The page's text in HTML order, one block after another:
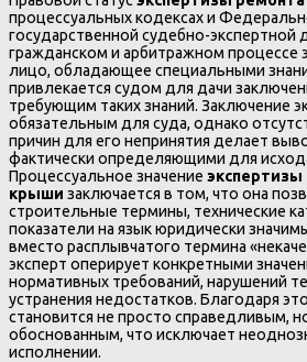
процессуальных кодексах и
государственной судебно-экспертной
гражданском и арбитражном процессе
лицо, обладающее специальными
привлекается судом для дачи
требующим таких знаний. Заключение
обязательным для суда, однако
причин для его непринятия делает
фактически определяющими для
Процессуальное значение
крыши заключается в том, что она
строительные термины, технические
показатели на язык юридически
вместо расплывчатого термина
эксперт оперирует конкретными
нормативных требований, нарушений
устранения недостатков. Благодаря
становится не просто справедливым,
обоснованным, что исключает
исполнении.